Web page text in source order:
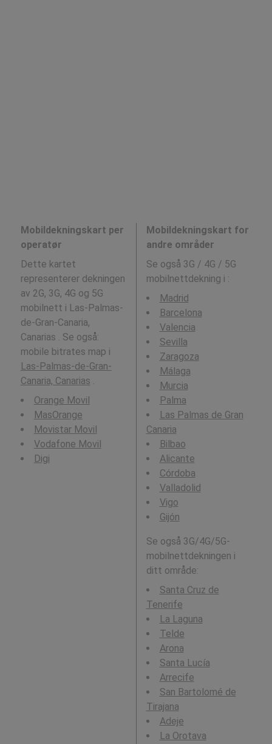
Mobildekningskart per
operatør
Dette kartet
representerer dekningen
av 2G, 3G, 4G og 5G
mobilnett i Las-Palmas-
de-Gran-Canaria,
Canarias . Se også:
mobile bitrates map i
Las-Palmas-de-Gran-
Canaria, Canarias .
Orange Movil
MasOrange
Movistar Movil
Vodafone Movil
Digi
Mobildekningskart for
andre områder
Se også 3G / 4G / 5G
mobilnettdekning i :
Madrid
Barcelona
Valencia
Sevilla
Zaragoza
Málaga
Murcia
Palma
Las Palmas de Gran
Canaria
Bilbao
Alicante
Córdoba
Valladolid
Vigo
Gijón
Se også 3G/4G/5G-
mobilnettdekningen i
ditt område:
Santa Cruz de
Tenerife
La Laguna
Telde
Arona
Santa Lucía
Arrecife
San Bartolomé de
Tirajana
Adeje
La Orotava